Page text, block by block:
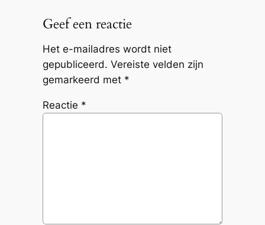
Geef een reactie
Het e-mailadres wordt niet
gepubliceerd. Vereiste velden zijn
gemarkeerd met *
Reactie *